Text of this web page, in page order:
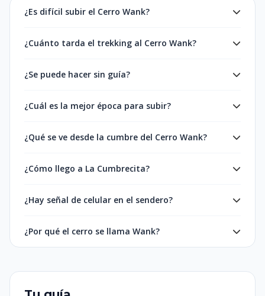
¿Es difícil subir el Cerro Wank?
¿Cuánto tarda el trekking al Cerro Wank?
¿Se puede hacer sin guía?
¿Cuál es la mejor época para subir?
¿Qué se ve desde la cumbre del Cerro Wank?
¿Cómo llego a La Cumbrecita?
¿Hay señal de celular en el sendero?
¿Por qué el cerro se llama Wank?